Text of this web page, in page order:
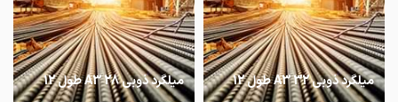
میلگرد ذوبی 32 A3 طول 12 میلگرد ذوبی 28 A3 طول 12